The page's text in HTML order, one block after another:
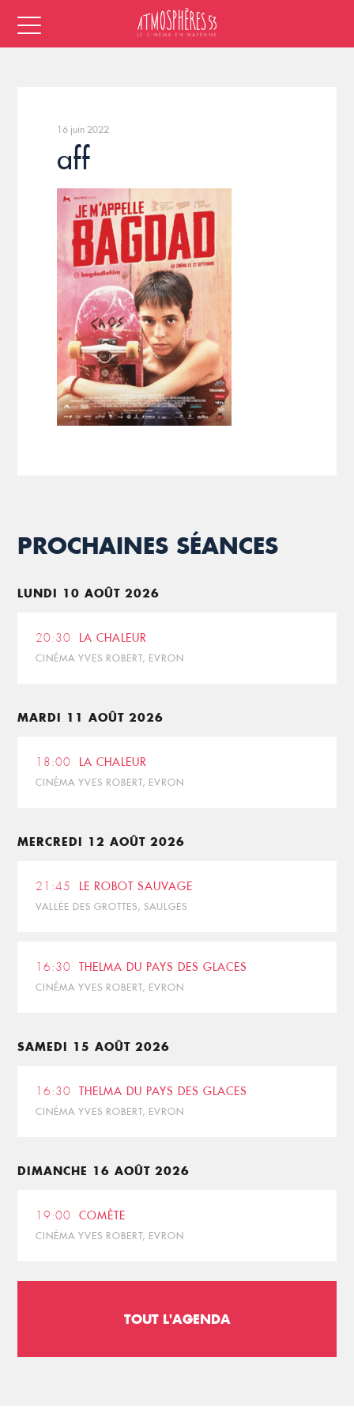
16 juin 2022
aff
PROCHAINES SÉANCES
LUNDI 10 AOÛT 2026
20:30 LA CHALEUR
CINÉMA YVES ROBERT, EVRON
MARDI 11 AOÛT 2026
18:00 LA CHALEUR
CINÉMA YVES ROBERT, EVRON
MERCREDI 12 AOÛT 2026
21:45 LE ROBOT SAUVAGE
VALLÉE DES GROTTES, SAULGES
16:30 THELMA DU PAYS DES GLACES
CINÉMA YVES ROBERT, EVRON
SAMEDI 15 AOÛT 2026
16:30 THELMA DU PAYS DES GLACES
CINÉMA YVES ROBERT, EVRON
DIMANCHE 16 AOÛT 2026
19:00 COMÈTE
CINÉMA YVES ROBERT, EVRON
TOUT L'AGENDA